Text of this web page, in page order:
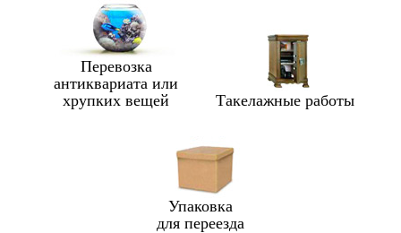
Перевозка
антиквариата или
хрупких вещей
Такелажные работы
Упаковка
для переезда